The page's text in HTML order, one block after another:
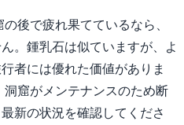
後で疲れ果てているなら、
。鍾乳石は似ていますが、よ
者には優れた価値がありま
窟がメンテナンスのため断
新の状況を確認してくださ